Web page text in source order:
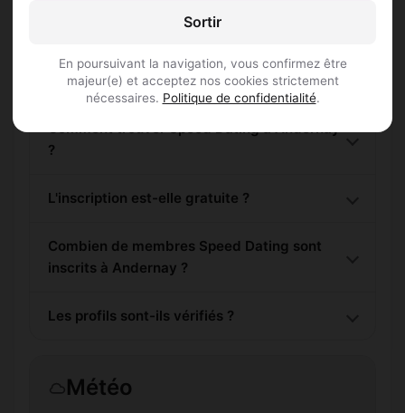
Sortir
En poursuivant la navigation, vous confirmez être
majeur(e) et acceptez nos cookies strictement
nécessaires. Politique de confidentialité.
Questions fréquentes
Comment trouver Speed Dating à Andernay
?
L'inscription est-elle gratuite ?
Combien de membres Speed Dating sont
inscrits à Andernay ?
Les profils sont-ils vérifiés ?
Météo